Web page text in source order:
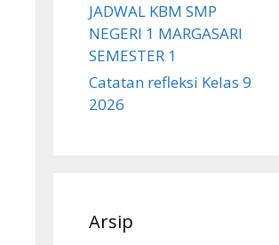
JADWAL KBM SMP
NEGERI 1 MARGASARI
SEMESTER 1
Catatan refleksi Kelas 9
2026
Arsip